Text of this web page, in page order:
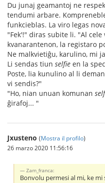
Du junaj geamantoj ne
tendumi arbare.
funkcieblas. La viro legas
"Fek'!" diras subite li. "Al
kvanarantenon, la registaro
Ne malkvietiĝu, karulino, mi
Li sendas tiun selfie en la
Poste, lia kunulino al li
vi sendis?"
"Ho, nian unuan komunan
ĝirafoj... "
Jxusteno (Mostra il profilo)
26 marzo 2020 11:56:16
Zam_franca:
Bonvolu permesi al mi, ke mi